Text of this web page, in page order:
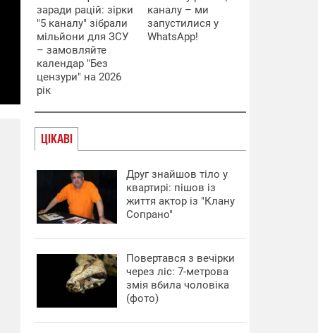
заради рацій: зірки
"5 каналу" зібрали
мільйони для ЗСУ
– замовляйте
календар "Без
цензури" на 2026
рік
каналу – ми
запустилися у
WhatsApp!
ЦІКАВІ
Друг знайшов тіло у
квартирі: пішов із
життя актор із "Клану
Сопрано"
Повертався з вечірки
через ліс: 7-метрова
змія вбила чоловіка
(фото)